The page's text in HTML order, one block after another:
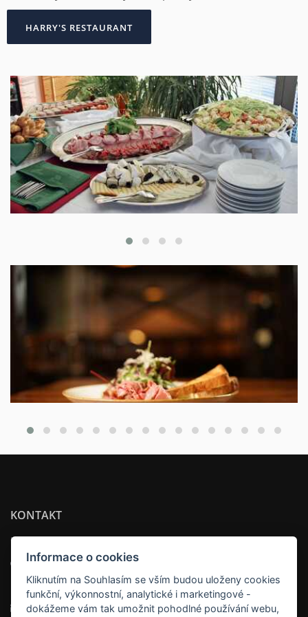
HARRY'S RESTAURANT
KONTAKT
HOTEL OYA
Adresa:
Na Pankráci 1337/109 , 140 00 Praha
Email:recepce@hoteloya.cz
Informace o cookies
Kliknutím na Souhlasím se vším budou uloženy cookies
funkční, výkonnostní, analytické i marketingové -
dokážeme vám tak umožnit pohodlné používání webu,